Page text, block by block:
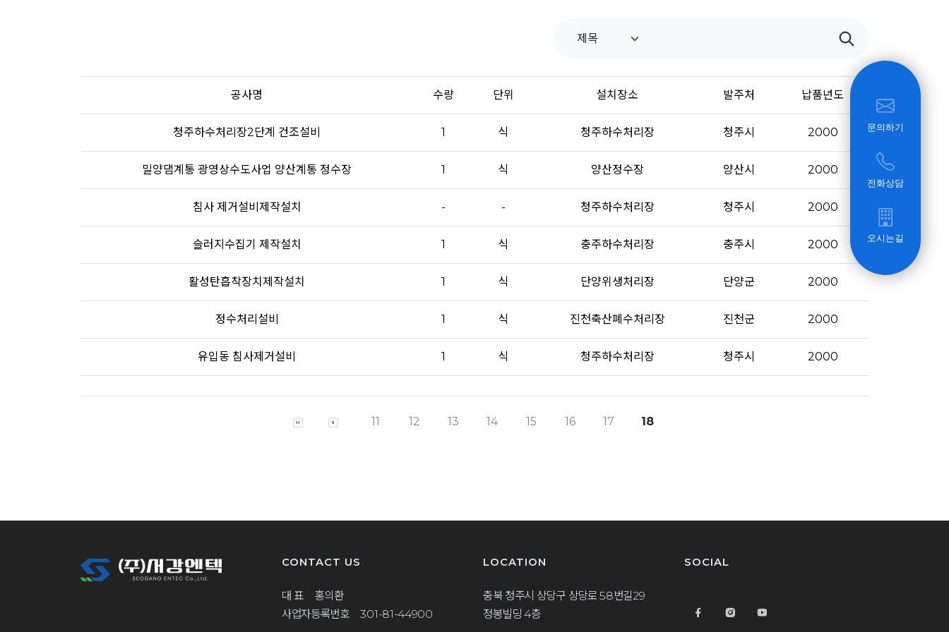
공사명 수량 단위 설치장소 발주처 납품년도
청주하수처리장2단계 건조설비 1 식 청주하수처리장 청주시 2000
밀양댐계통 광영상수도사업 양산계통 정수장 1 식 양산정수장 양산시 2000
침사 제거설비제작설치 - - 청주하수처리장 청주시 2000
슬러지수집기 제작설치 1 식 충주하수처리장 충주시 2000
활성탄흡착장치제작설치 1 식 단양위생처리장 단양군 2000
정수처리설비 1 식 진천축산폐수처리장 진천군 2000
유입동 침사제거설비 1 식 청주하수처리장 청주시 2000
11 12 13 14 15 16 17 18
CONTACT US
대 표 홍의환
사업자등록번호 301-81-44900
LOCATION
충북 청주시 상당구 상당로 58번길29
정봉빌딩 4층
SOCIAL
문의하기
전화상담
오시는길